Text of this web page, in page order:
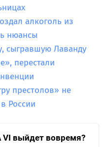
алкоголь из
нюансы
сыгравшую Лаванду
перестали
престолов» не
России
VI выйдет вовремя?